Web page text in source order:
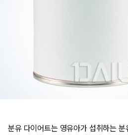
분유 다이어트는 영유아가 섭취하는